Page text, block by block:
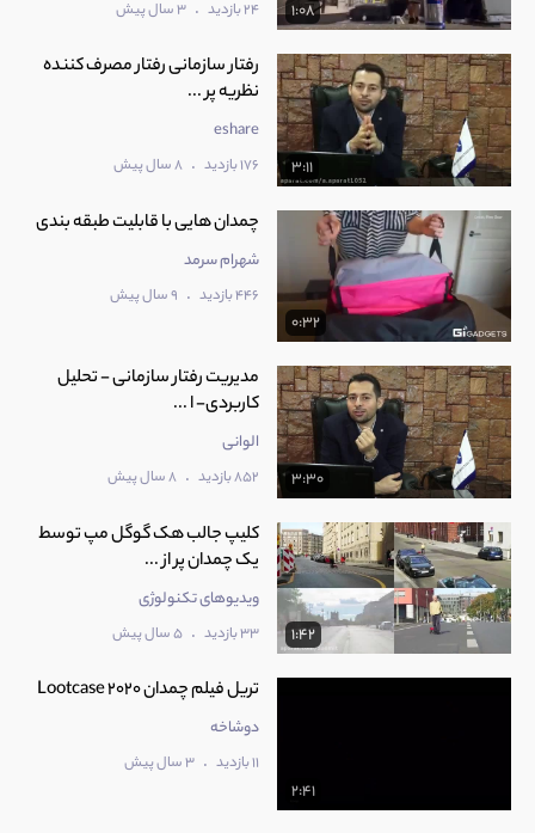
1:08 24 بازدید . 3 سال پیش
3:11
رفتار سازمانی رفتار مصرف کننده
نظریه پر ...
eshare
176 بازدید . 8 سال پیش
0:32
شهرام سرمد
446 بازدید . 9 سال پیش
3:30
مدیریت رفتار سازمانی - تحلیل
کاربردی- ا ...
الوانی
852 بازدید . 8 سال پیش
1:42
کلیپ جالب هک گوگل مپ توسط
یک چمدان پر از ...
ویدیوهای تکنولوژی
33 بازدید . 5 سال پیش
2:41
تریل فیلم چمدان Lootcase 2020
دوشاخه
11 بازدید . 3 سال پیش